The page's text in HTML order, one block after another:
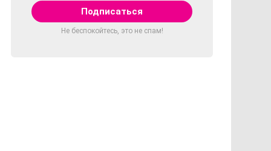
Не беспокойтесь, это не спам!